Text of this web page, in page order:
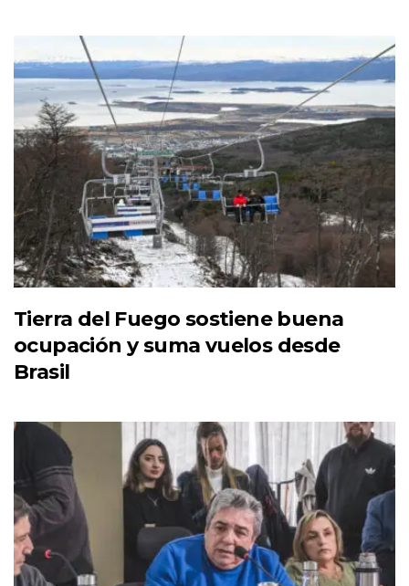
Tierra del Fuego sostiene buena
ocupación y suma vuelos desde
Brasil